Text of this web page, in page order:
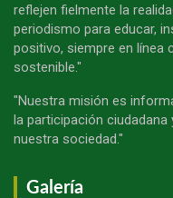
reflejen fielmente la
periodismo para educar,
positivo, siempre en línea
sostenible."
"Nuestra misión es
la participación
nuestra sociedad."
Galería